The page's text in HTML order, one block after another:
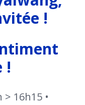
!
!
16h15 •